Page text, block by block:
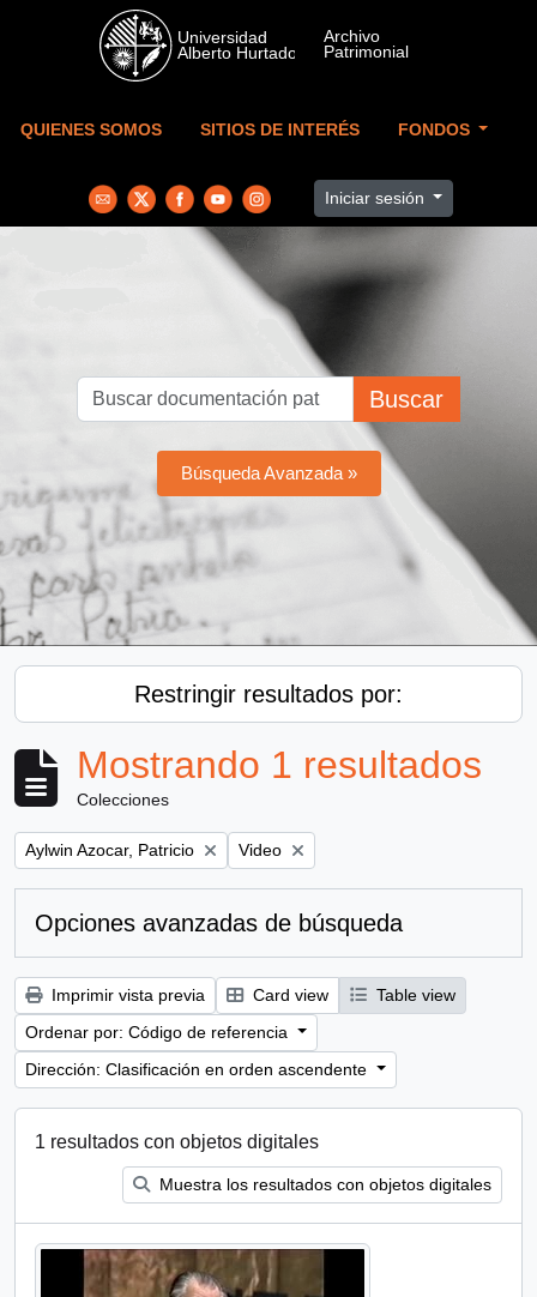
Skip to main content
QUIENES SOMOS SITIOS DE INTERÉS FONDOS
Iniciar sesión
Buscar
Búsqueda Avanzada »
Restringir resultados por:
Mostrando 1 resultados
Colecciones
Remove filter:
Aylwin Azocar, Patricio Remove filter:
Video
Opciones avanzadas de búsqueda
Imprimir vista previa Card view
Table view
Ordenar por: Código de referencia
Dirección: Clasificación en orden ascendente
1 resultados con objetos digitales
Muestra los resultados con objetos digitales